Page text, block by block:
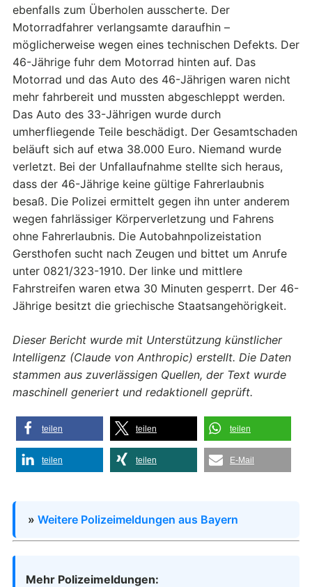
ebenfalls zum Überholen ausscherte. Der
Motorradfahrer verlangsamte daraufhin –
möglicherweise wegen eines technischen Defekts. Der
46-Jährige fuhr dem Motorrad hinten auf. Das
Motorrad und das Auto des 46-Jährigen waren nicht
mehr fahrbereit und mussten abgeschleppt werden.
Das Auto des 33-Jährigen wurde durch
umherfliegende Teile beschädigt. Der Gesamtschaden
beläuft sich auf etwa 38.000 Euro. Niemand wurde
verletzt. Bei der Unfallaufnahme stellte sich heraus,
dass der 46-Jährige keine gültige Fahrerlaubnis
besaß. Die Polizei ermittelt gegen ihn unter anderem
wegen fahrlässiger Körperverletzung und Fahrens
ohne Fahrerlaubnis. Die Autobahnpolizeistation
Gersthofen sucht nach Zeugen und bittet um Anrufe
unter 0821/323-1910. Der linke und mittlere
Fahrstreifen waren etwa 30 Minuten gesperrt. Der 46-
Jährige besitzt die griechische Staatsangehörigkeit.
Dieser Bericht wurde mit Unterstützung künstlicher
Intelligenz (Claude von Anthropic) erstellt. Die Daten
stammen aus zuverlässigen Quellen, der Text wurde
maschinell generiert und redaktionell geprüft.
teilen teilen teilen
teilen teilen E-Mail
» Weitere Polizeimeldungen aus Bayern
Mehr Polizeimeldungen: